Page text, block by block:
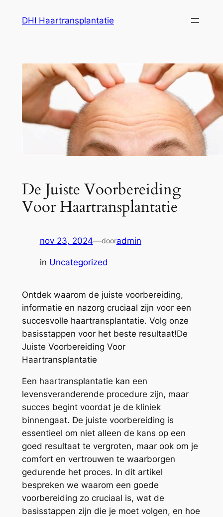
DHI Haartransplantatie
De Juiste Voorbereiding
Voor Haartransplantatie
nov 23, 2024—dooradmin
in Uncategorized
Ontdek waarom de juiste voorbereiding,
informatie en nazorg cruciaal zijn voor een
succesvolle haartransplantatie. Volg onze
basisstappen voor het beste resultaat!De
Juiste Voorbereiding Voor
Haartransplantatie
Een haartransplantatie kan een
levensveranderende procedure zijn, maar
succes begint voordat je de kliniek
binnengaat. De juiste voorbereiding is
essentieel om niet alleen de kans op een
goed resultaat te vergroten, maar ook om je
comfort en vertrouwen te waarborgen
gedurende het proces. In dit artikel
bespreken we waarom een goede
voorbereiding zo cruciaal is, wat de
basisstappen zijn die je moet volgen, en hoe